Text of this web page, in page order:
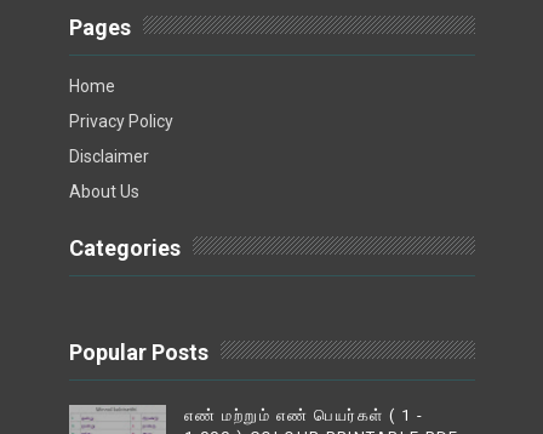
Pages
Home
Privacy Policy
Disclaimer
About Us
Categories
Popular Posts
எண் மற்றும் எண் பெயர்கள் ( 1 -